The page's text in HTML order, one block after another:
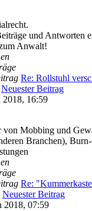
und Antworten
Anwalt!
Re: Rollstuhl
Neuester Beitrag
2018, 16:59
von Mobbing und
Branchen),
Re:
Neuester Beitrag
2018, 07:59